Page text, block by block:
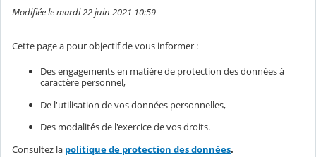
Modifiée le mardi 22 juin 2021 10:59
Cette page a pour objectif de vous informer :
Des engagements en matière de protection des données à
caractère personnel,
De l'utilisation de vos données personnelles,
Des modalités de l'exercice de vos droits.
Consultez la politique de protection des données.